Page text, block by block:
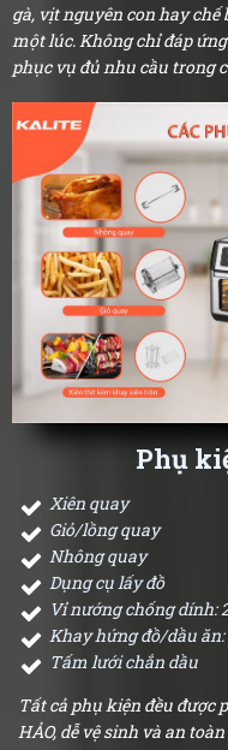
gà, vịt nguyên con hay
một lúc. Không chỉ đáp
phục vụ đủ nhu cầu trong
Phụ
Xiên quay
Giỏ/lồng quay
Nhông quay
Dụng cụ lấy đồ
Vỉ nướng chống dính:
Khay hứng đồ/dầu
Tấm lưới chắn dầu
Tất cả phụ kiện đều được
HẢO, dễ vệ sinh và an